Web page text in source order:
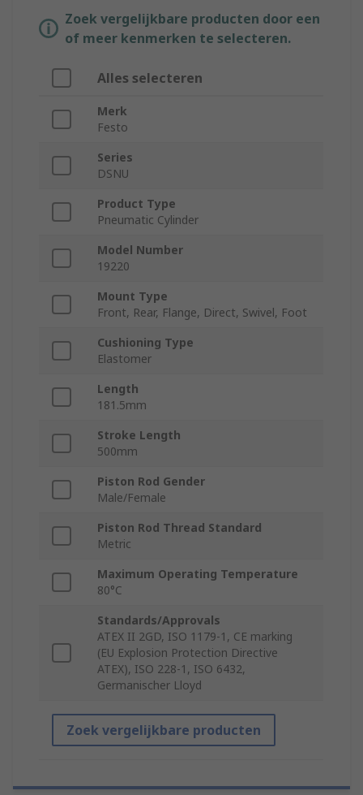
Zoek vergelijkbare producten door een
of meer kenmerken te selecteren.
Alles selecteren
Merk
Festo
Series
DSNU
Product Type
Pneumatic Cylinder
Model Number
19220
Mount Type
Front, Rear, Flange, Direct, Swivel, Foot
Cushioning Type
Elastomer
Length
181.5mm
Stroke Length
500mm
Piston Rod Gender
Male/Female
Piston Rod Thread Standard
Metric
Maximum Operating Temperature
80°C
Standards/Approvals
ATEX II 2GD, ISO 1179-1, CE marking
(EU Explosion Protection Directive
ATEX), ISO 228-1, ISO 6432,
Germanischer Lloyd
Zoek vergelijkbare producten